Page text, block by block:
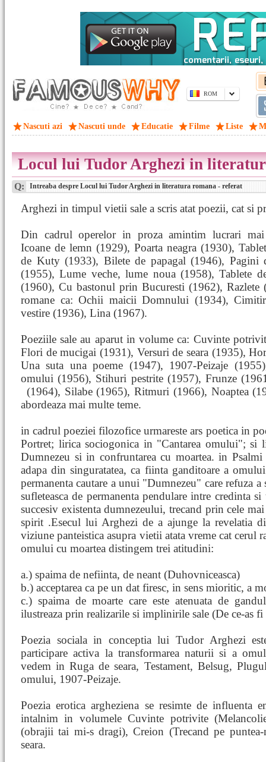
ROM
Nascuti azi Nascuti unde Educatie Filme Liste
Locul lui Tudor Arghezi in
Q: Intreaba despre Locul lui Tudor Arghezi in literatura romana - referat
Arghezi in timpul vietii sale a scris atat poezii, cat si
Din cadrul operelor in proza amintim lucrari
Icoane de lemn (1929), Poarta neagra (1930),
de Kuty (1933), Bilete de papagal (1946), Pagini
(1955), Lume veche, lume noua (1958), Tablete
(1960), Cu bastonul prin Bucuresti (1962), Razlete
romane ca: Ochii maicii Domnului (1934),
vestire (1936), Lina (1967).
Poeziile sale au aparut in volume ca: Cuvinte
Flori de mucigai (1931), Versuri de seara (1935),
Una suta una poeme (1947), 1907-Peizaje
omului (1956), Stihuri pestrite (1957), Frunze
(1964), Silabe (1965), Ritmuri (1966), Noaptea
abordeaza mai multe teme.
in cadrul poeziei filozofice urmareste ars poetica in
Portret; lirica sociogonica in "Cantarea omului"; si
Dumnezeu si in confruntarea cu moartea. in
adapa din singuratatea, ca fiinta ganditoare a
permanenta cautare a unui "Dumnezeu" care refuza a
sufleteasca de permanenta pendulare intre credinta
succesiv existenta dumnezeului, trecand prin cele
spirit .Esecul lui Arghezi de a ajunge la revelatia
viziune panteistica asupra vietii atata vreme cat cerul
omului cu moartea distingem trei atitudini:
a.) spaima de nefiinta, de neant (Duhovniceasca)
b.) acceptarea ca pe un dat firesc, in sens mioritic, a
c.) spaima de moarte care este atenuata de
ilustreaza prin realizarile si implinirile sale (De ce-as fi
Poezia sociala in conceptia lui Tudor Arghezi
participare activa la transformarea naturii si a
vedem in Ruga de seara, Testament, Belsug,
omului, 1907-Peizaje.
Poezia erotica argheziena se resimte de influenta
intalnim in volumele Cuvinte potrivite
(obrajii tai mi-s dragi), Creion (Trecand pe
seara.